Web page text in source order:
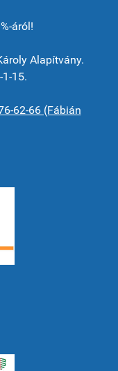
áról!
Alapítvány.
15.
62-66 (Fábián